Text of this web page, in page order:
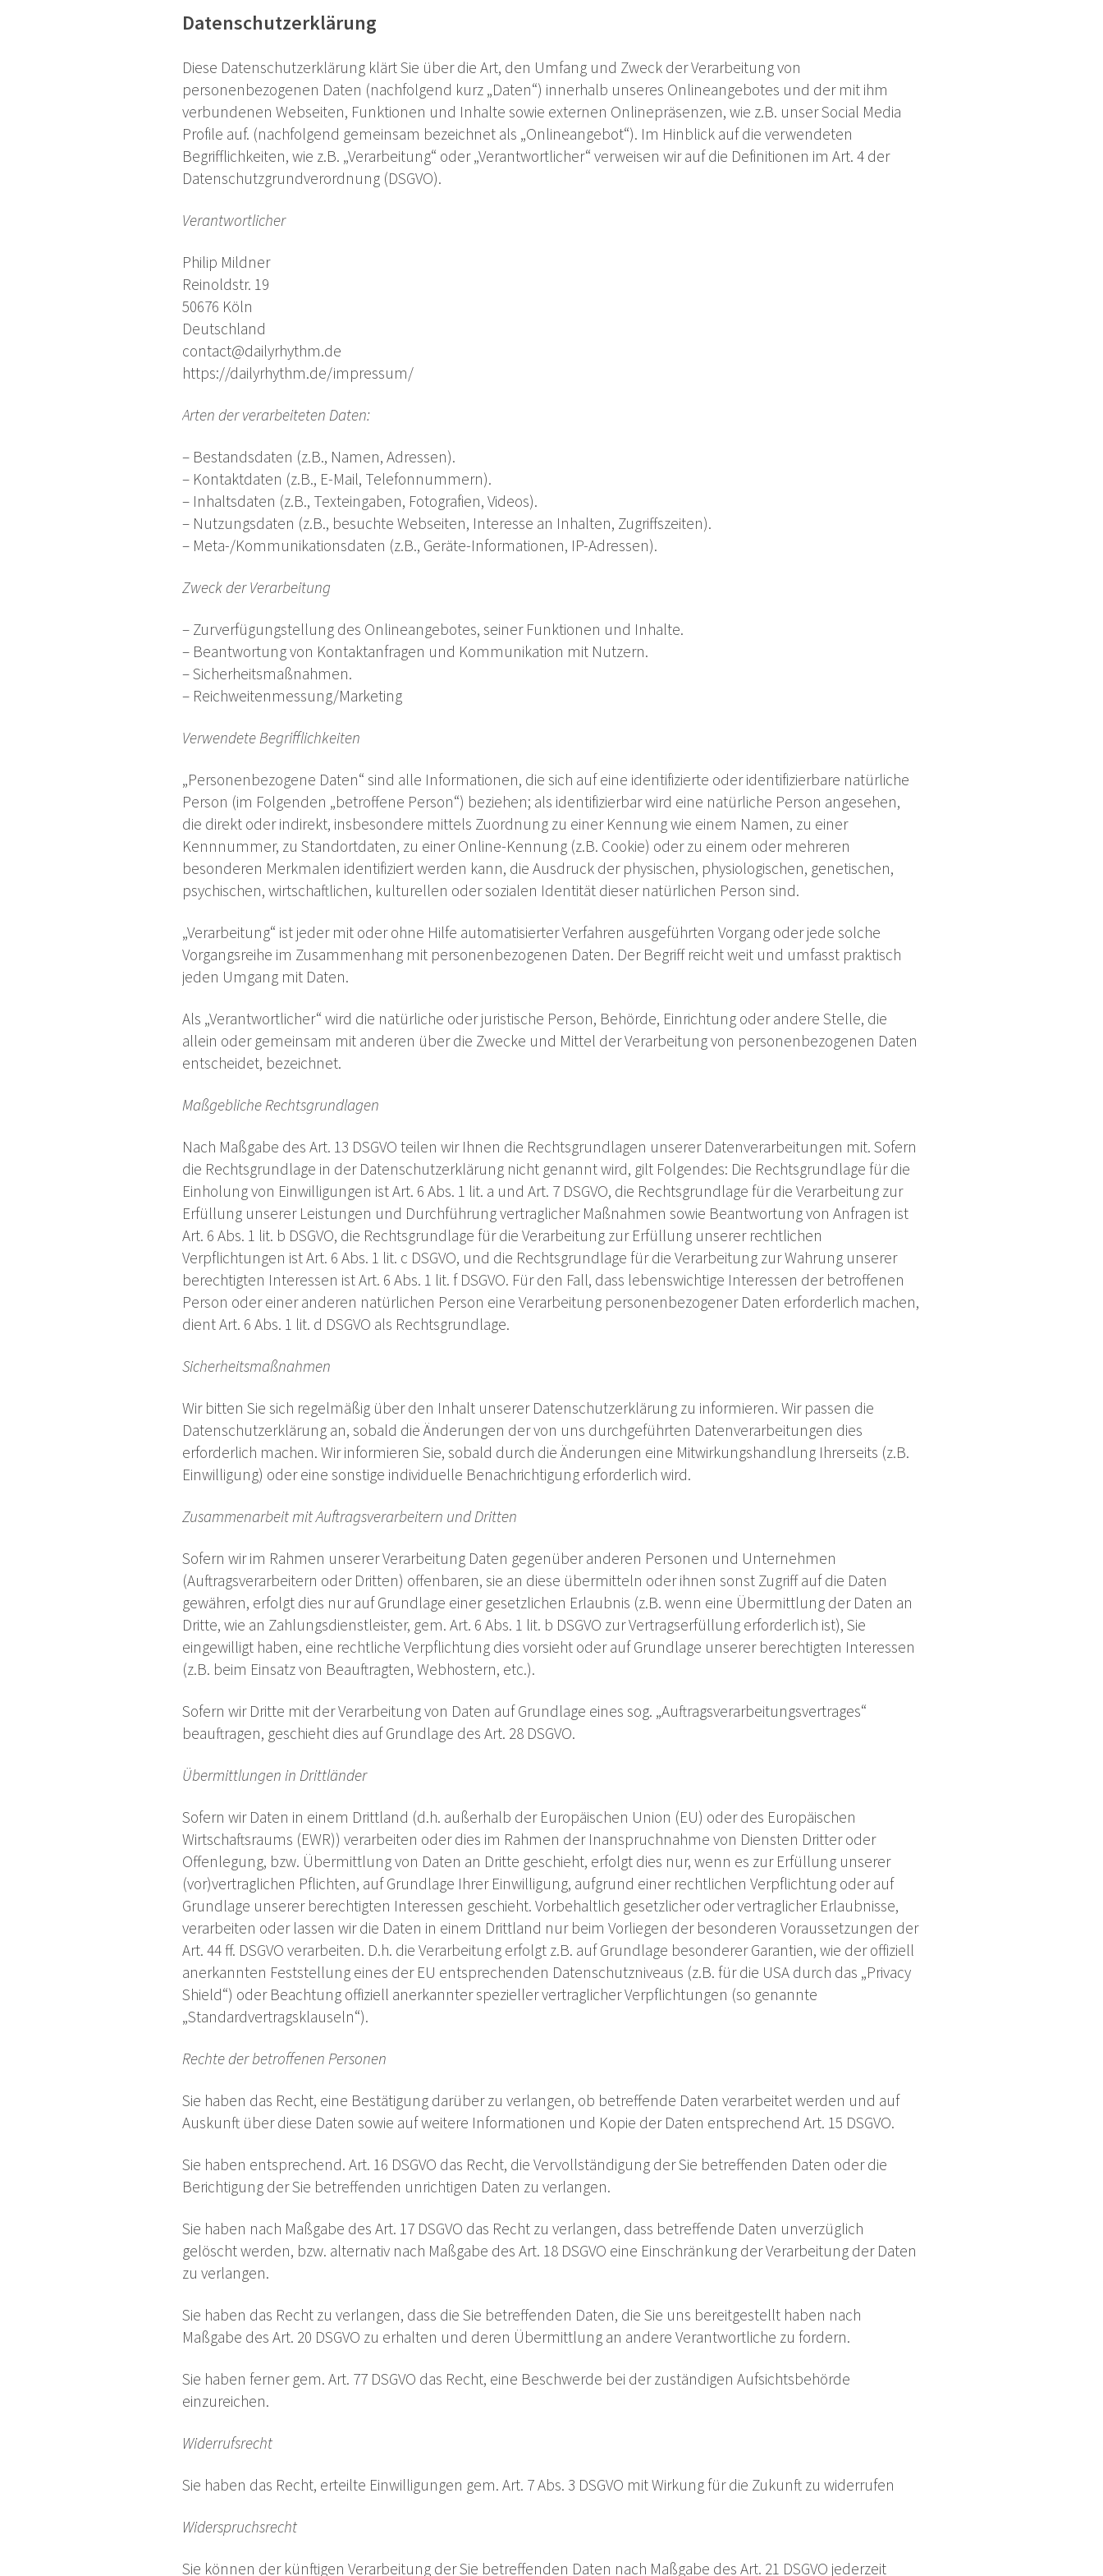
Datenschutzerklärung
Diese Datenschutzerklärung klärt Sie über die Art, den Umfang und Zweck der Verarbeitung von
personenbezogenen Daten (nachfolgend kurz „Daten“) innerhalb unseres Onlineangebotes und der mit ihm
verbundenen Webseiten, Funktionen und Inhalte sowie externen Onlinepräsenzen, wie z.B. unser Social Media
Profile auf. (nachfolgend gemeinsam bezeichnet als „Onlineangebot“). Im Hinblick auf die verwendeten
Begrifflichkeiten, wie z.B. „Verarbeitung“ oder „Verantwortlicher“ verweisen wir auf die Definitionen im Art. 4 der
Datenschutzgrundverordnung (DSGVO).
Verantwortlicher
Philip Mildner
Reinoldstr. 19
50676 Köln
Deutschland
contact@dailyrhythm.de
https://dailyrhythm.de/impressum/
Arten der verarbeiteten Daten:
– Bestandsdaten (z.B., Namen, Adressen).
– Kontaktdaten (z.B., E-Mail, Telefonnummern).
– Inhaltsdaten (z.B., Texteingaben, Fotografien, Videos).
– Nutzungsdaten (z.B., besuchte Webseiten, Interesse an Inhalten, Zugriffszeiten).
– Meta-/Kommunikationsdaten (z.B., Geräte-Informationen, IP-Adressen).
Zweck der Verarbeitung
– Zurverfügungstellung des Onlineangebotes, seiner Funktionen und Inhalte.
– Beantwortung von Kontaktanfragen und Kommunikation mit Nutzern.
– Sicherheitsmaßnahmen.
– Reichweitenmessung/Marketing
Verwendete Begrifflichkeiten
„Personenbezogene Daten“ sind alle Informationen, die sich auf eine identifizierte oder identifizierbare natürliche
Person (im Folgenden „betroffene Person“) beziehen; als identifizierbar wird eine natürliche Person angesehen,
die direkt oder indirekt, insbesondere mittels Zuordnung zu einer Kennung wie einem Namen, zu einer
Kennnummer, zu Standortdaten, zu einer Online-Kennung (z.B. Cookie) oder zu einem oder mehreren
besonderen Merkmalen identifiziert werden kann, die Ausdruck der physischen, physiologischen, genetischen,
psychischen, wirtschaftlichen, kulturellen oder sozialen Identität dieser natürlichen Person sind.
„Verarbeitung“ ist jeder mit oder ohne Hilfe automatisierter Verfahren ausgeführten Vorgang oder jede solche
Vorgangsreihe im Zusammenhang mit personenbezogenen Daten. Der Begriff reicht weit und umfasst praktisch
jeden Umgang mit Daten.
Als „Verantwortlicher“ wird die natürliche oder juristische Person, Behörde, Einrichtung oder andere Stelle, die
allein oder gemeinsam mit anderen über die Zwecke und Mittel der Verarbeitung von personenbezogenen Daten
entscheidet, bezeichnet.
Maßgebliche Rechtsgrundlagen
Nach Maßgabe des Art. 13 DSGVO teilen wir Ihnen die Rechtsgrundlagen unserer Datenverarbeitungen mit. Sofern
die Rechtsgrundlage in der Datenschutzerklärung nicht genannt wird, gilt Folgendes: Die Rechtsgrundlage für die
Einholung von Einwilligungen ist Art. 6 Abs. 1 lit. a und Art. 7 DSGVO, die Rechtsgrundlage für die Verarbeitung zur
Erfüllung unserer Leistungen und Durchführung vertraglicher Maßnahmen sowie Beantwortung von Anfragen ist
Art. 6 Abs. 1 lit. b DSGVO, die Rechtsgrundlage für die Verarbeitung zur Erfüllung unserer rechtlichen
Verpflichtungen ist Art. 6 Abs. 1 lit. c DSGVO, und die Rechtsgrundlage für die Verarbeitung zur Wahrung unserer
berechtigten Interessen ist Art. 6 Abs. 1 lit. f DSGVO. Für den Fall, dass lebenswichtige Interessen der betroffenen
Person oder einer anderen natürlichen Person eine Verarbeitung personenbezogener Daten erforderlich machen,
dient Art. 6 Abs. 1 lit. d DSGVO als Rechtsgrundlage.
Sicherheitsmaßnahmen
Wir bitten Sie sich regelmäßig über den Inhalt unserer Datenschutzerklärung zu informieren. Wir passen die
Datenschutzerklärung an, sobald die Änderungen der von uns durchgeführten Datenverarbeitungen dies
erforderlich machen. Wir informieren Sie, sobald durch die Änderungen eine Mitwirkungshandlung Ihrerseits (z.B.
Einwilligung) oder eine sonstige individuelle Benachrichtigung erforderlich wird.
Zusammenarbeit mit Auftragsverarbeitern und Dritten
Sofern wir im Rahmen unserer Verarbeitung Daten gegenüber anderen Personen und Unternehmen
(Auftragsverarbeitern oder Dritten) offenbaren, sie an diese übermitteln oder ihnen sonst Zugriff auf die Daten
gewähren, erfolgt dies nur auf Grundlage einer gesetzlichen Erlaubnis (z.B. wenn eine Übermittlung der Daten an
Dritte, wie an Zahlungsdienstleister, gem. Art. 6 Abs. 1 lit. b DSGVO zur Vertragserfüllung erforderlich ist), Sie
eingewilligt haben, eine rechtliche Verpflichtung dies vorsieht oder auf Grundlage unserer berechtigten Interessen
(z.B. beim Einsatz von Beauftragten, Webhostern, etc.).
Sofern wir Dritte mit der Verarbeitung von Daten auf Grundlage eines sog. „Auftragsverarbeitungsvertrages“
beauftragen, geschieht dies auf Grundlage des Art. 28 DSGVO.
Übermittlungen in Drittländer
Sofern wir Daten in einem Drittland (d.h. außerhalb der Europäischen Union (EU) oder des Europäischen
Wirtschaftsraums (EWR)) verarbeiten oder dies im Rahmen der Inanspruchnahme von Diensten Dritter oder
Offenlegung, bzw. Übermittlung von Daten an Dritte geschieht, erfolgt dies nur, wenn es zur Erfüllung unserer
(vor)vertraglichen Pflichten, auf Grundlage Ihrer Einwilligung, aufgrund einer rechtlichen Verpflichtung oder auf
Grundlage unserer berechtigten Interessen geschieht. Vorbehaltlich gesetzlicher oder vertraglicher Erlaubnisse,
verarbeiten oder lassen wir die Daten in einem Drittland nur beim Vorliegen der besonderen Voraussetzungen der
Art. 44 ff. DSGVO verarbeiten. D.h. die Verarbeitung erfolgt z.B. auf Grundlage besonderer Garantien, wie der offiziell
anerkannten Feststellung eines der EU entsprechenden Datenschutzniveaus (z.B. für die USA durch das „Privacy
Shield“) oder Beachtung offiziell anerkannter spezieller vertraglicher Verpflichtungen (so genannte
„Standardvertragsklauseln“).
Rechte der betroffenen Personen
Sie haben das Recht, eine Bestätigung darüber zu verlangen, ob betreffende Daten verarbeitet werden und auf
Auskunft über diese Daten sowie auf weitere Informationen und Kopie der Daten entsprechend Art. 15 DSGVO.
Sie haben entsprechend. Art. 16 DSGVO das Recht, die Vervollständigung der Sie betreffenden Daten oder die
Berichtigung der Sie betreffenden unrichtigen Daten zu verlangen.
Sie haben nach Maßgabe des Art. 17 DSGVO das Recht zu verlangen, dass betreffende Daten unverzüglich
gelöscht werden, bzw. alternativ nach Maßgabe des Art. 18 DSGVO eine Einschränkung der Verarbeitung der Daten
zu verlangen.
Sie haben das Recht zu verlangen, dass die Sie betreffenden Daten, die Sie uns bereitgestellt haben nach
Maßgabe des Art. 20 DSGVO zu erhalten und deren Übermittlung an andere Verantwortliche zu fordern.
Sie haben ferner gem. Art. 77 DSGVO das Recht, eine Beschwerde bei der zuständigen Aufsichtsbehörde
einzureichen.
Widerrufsrecht
Sie haben das Recht, erteilte Einwilligungen gem. Art. 7 Abs. 3 DSGVO mit Wirkung für die Zukunft zu widerrufen
Widerspruchsrecht
Sie können der künftigen Verarbeitung der Sie betreffenden Daten nach Maßgabe des Art. 21 DSGVO jederzeit